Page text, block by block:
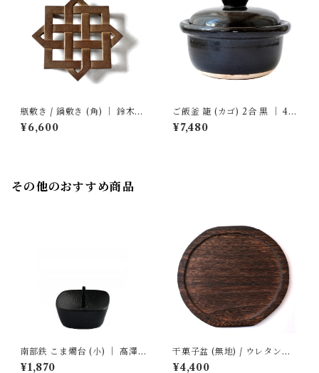
瓶敷き / 鍋敷き (角) ｜ 鈴木盛
久工房
¥6,600
ご飯釜 籠 (カゴ) 2合 黒 ｜ 4th
-market
¥7,480
その他のおすすめ商品
南部鉄 こま燭台 (小) ｜ 高澤
ろうそく店
¥1,870
干菓子盆 (無地) / ウレタン仕
上げ ｜ 岩本清商店
¥4,400